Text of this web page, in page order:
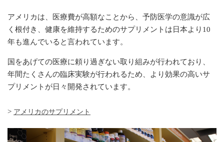
アメリカは、医療費が高額なことから、予防医学の意識が広
く根付き、健康を維持するためのサプリメントは日本より10
年も進んでいると言われています。
国をあげての医療に頼り過ぎない取り組みが行われており、
年間たくさんの臨床実験が行われるため、より効果の高いサ
プリメントが日々開発されています。
> アメリカのサプリメント